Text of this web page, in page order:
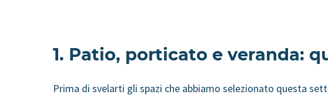
1. Patio, porticato e veranda:
Prima di svelarti gli spazi che abbiamo selezionato questa